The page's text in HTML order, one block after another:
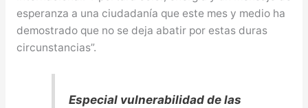
esperanza a una ciudadanía que este mes y medio ha
demostrado que no se deja abatir por estas duras
circunstancias”.
Especial vulnerabilidad de las